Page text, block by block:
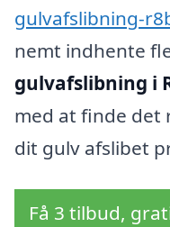
gulvafslibning-
nemt indhente
gulvafslibning i
med at finde det
dit gulv afslibet
Få 3 tilbud,